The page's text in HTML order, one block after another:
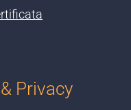
Privacy